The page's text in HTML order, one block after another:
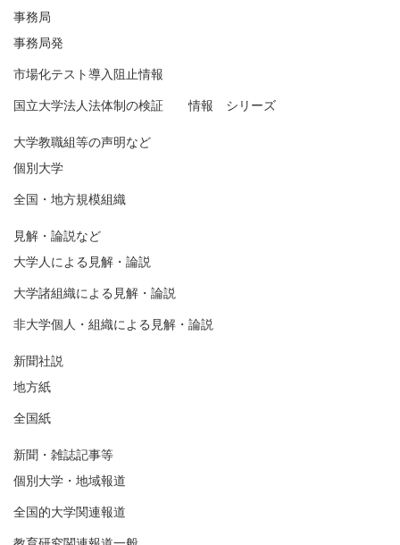
事務局
事務局発
市場化テスト導入阻止情報
国立大学法人法体制の検証 情報 シリーズ
大学教職組等の声明など
個別大学
全国・地方規模組織
見解・論説など
大学人による見解・論説
大学諸組織による見解・論説
非大学個人・組織による見解・論説
新聞社説
地方紙
全国紙
新聞・雑誌記事等
個別大学・地域報道
全国的大学関連報道